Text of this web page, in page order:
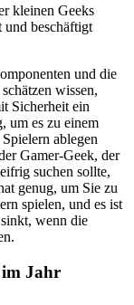
kleinen Geeks
und beschäftigt
und die
wissen,
Sicherheit ein
um es zu einem
ablegen
Gamer-Geek, der
suchen sollte,
genug, um Sie zu
spielen, und es ist
wenn die
im Jahr